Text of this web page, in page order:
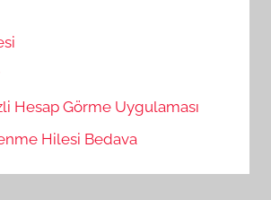
Hesap Görme Uygulaması
Hilesi Bedava